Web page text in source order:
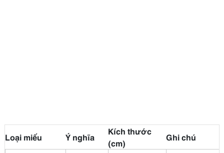
Loại miếu Ý nghĩa
Kích thước
(cm)
Ghi chú